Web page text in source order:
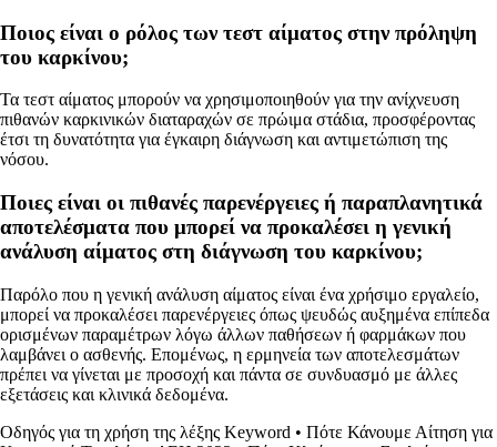
Ποιος είναι ο ρόλος των τεστ αίματος στην πρόληψη
του καρκίνου;
Τα τεστ αίματος μπορούν να χρησιμοποιηθούν για την ανίχνευση
πιθανών καρκινικών διαταραχών σε πρώιμα στάδια, προσφέροντας
έτσι τη δυνατότητα για έγκαιρη διάγνωση και αντιμετώπιση της
νόσου.
Ποιες είναι οι πιθανές παρενέργειες ή παραπλανητικά
αποτελέσματα που μπορεί να προκαλέσει η γενική
ανάλυση αίματος στη διάγνωση του καρκίνου;
Παρόλο που η γενική ανάλυση αίματος είναι ένα χρήσιμο εργαλείο,
μπορεί να προκαλέσει παρενέργειες όπως ψευδώς αυξημένα επίπεδα
ορισμένων παραμέτρων λόγω άλλων παθήσεων ή φαρμάκων που
λαμβάνει ο ασθενής. Επομένως, η ερμηνεία των αποτελεσμάτων
πρέπει να γίνεται με προσοχή και πάντα σε συνδυασμό με άλλες
εξετάσεις και κλινικά δεδομένα.
Οδηγός για τη χρήση της λέξης Keyword • Πότε Κάνουμε Αίτηση για